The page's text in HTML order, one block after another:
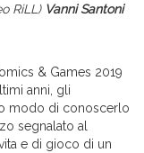
RiLL) Vanni Santoni
& Games 2019
anni, gli
modo di conoscerlo
segnalato al
e di gioco di un